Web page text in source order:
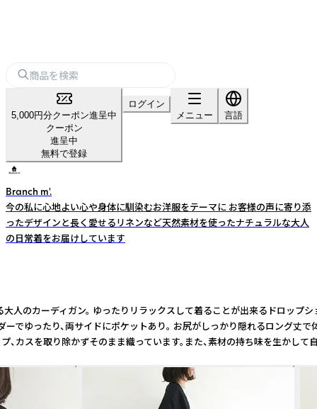
5,000円分クーポン進呈中
クーポン
進呈中
無料で登録
ログイン
メニュー
言語
Branch m'.
今の私に心地よい心や身体に馴染むお洋服をテーマに お客様の声に寄り添
ったデザインと長く愛せるリネンなど天然素材を使ったナチュラルな大人
の日常着をお届けしています
カーディガン。 ゆったりリラックスして着ることが出来るドロ
ったり、両サイドにポケットあり。 お尻がしっかり隠れるロン
を取り除かずそのまま織っています。また、素材の持ち味を生